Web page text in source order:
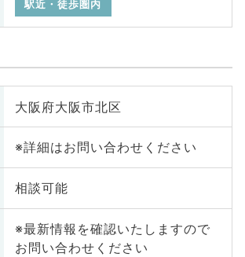
駅近・徒歩圏内
大阪府大阪市北区
※詳細はお問い合わせください
相談可能
※最新情報を確認いたしますので
お問い合わせください